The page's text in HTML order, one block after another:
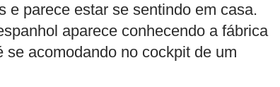
e parece estar se sentindo em casa.
aparece conhecendo a fábrica
acomodando no cockpit de um